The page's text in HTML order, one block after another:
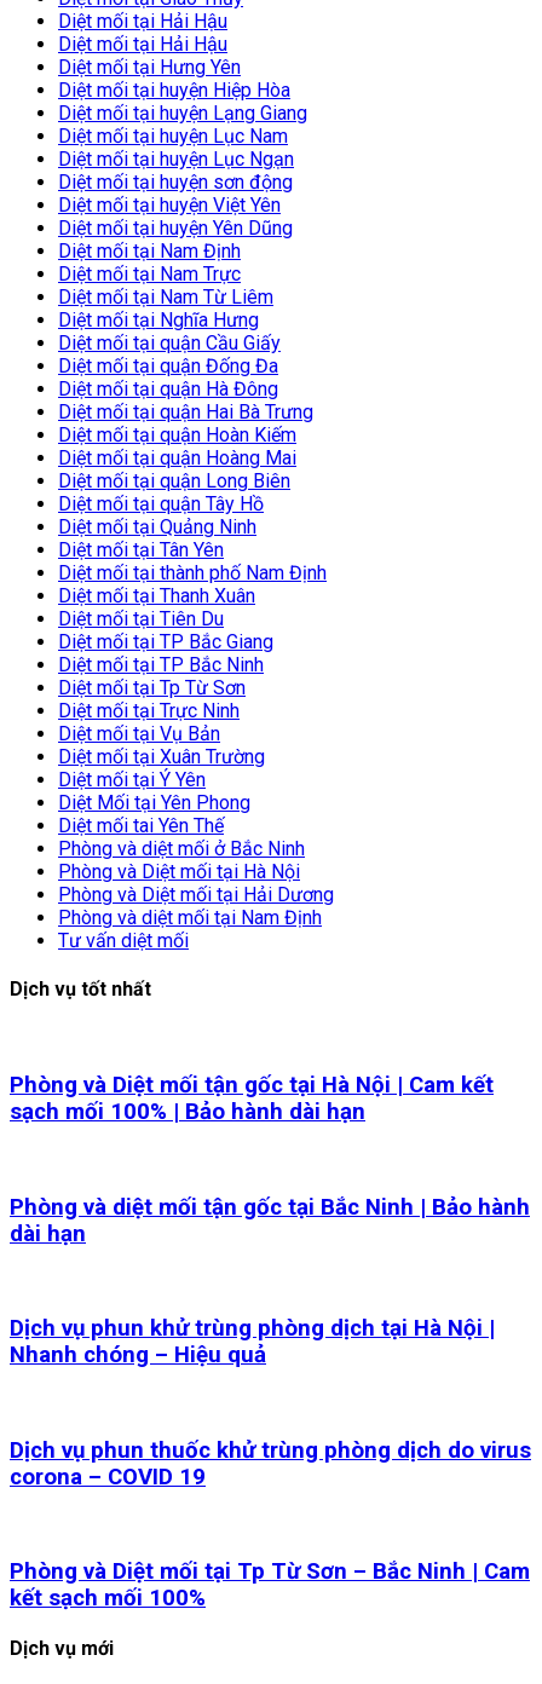
Diệt mối tại Hải Hậu
Diệt mối tại Hải Hậu
Diệt mối tại Hưng Yên
Diệt mối tại huyện Hiệp Hòa
Diệt mối tại huyện Lạng Giang
Diệt mối tại huyện Lục Nam
Diệt mối tại huyện Lục Ngạn
Diệt mối tại huyện sơn động
Diệt mối tại huyện Việt Yên
Diệt mối tại huyện Yên Dũng
Diệt mối tại Nam Định
Diệt mối tại Nam Trực
Diệt mối tại Nam Từ Liêm
Diệt mối tại Nghĩa Hưng
Diệt mối tại quận Cầu Giấy
Diệt mối tại quận Đống Đa
Diệt mối tại quận Hà Đông
Diệt mối tại quận Hai Bà Trưng
Diệt mối tại quận Hoàn Kiếm
Diệt mối tại quận Hoàng Mai
Diệt mối tại quận Long Biên
Diệt mối tại quận Tây Hồ
Diệt mối tại Quảng Ninh
Diệt mối tại Tân Yên
Diệt mối tại thành phố Nam Định
Diệt mối tại Thanh Xuân
Diệt mối tại Tiên Du
Diệt mối tại TP Bắc Giang
Diệt mối tại TP Bắc Ninh
Diệt mối tại Tp Từ Sơn
Diệt mối tại Trực Ninh
Diệt mối tại Vụ Bản
Diệt mối tại Xuân Trường
Diệt mối tại Ý Yên
Diệt Mối tại Yên Phong
Diệt mối tai Yên Thế
Phòng và diệt mối ở Bắc Ninh
Phòng và Diệt mối tại Hà Nội
Phòng và Diệt mối tại Hải Dương
Phòng và diệt mối tại Nam Định
Tư vấn diệt mối
Dịch vụ tốt nhất
Phòng và Diệt mối tận gốc tại Hà Nội | Cam kết
sạch mối 100% | Bảo hành dài hạn
Phòng và diệt mối tận gốc tại Bắc Ninh | Bảo hành
dài hạn
Dịch vụ phun khử trùng phòng dịch tại Hà Nội |
Nhanh chóng – Hiệu quả
Dịch vụ phun thuốc khử trùng phòng dịch do virus
corona – COVID 19
Phòng và Diệt mối tại Tp Từ Sơn – Bắc Ninh | Cam
kết sạch mối 100%
Dịch vụ mới